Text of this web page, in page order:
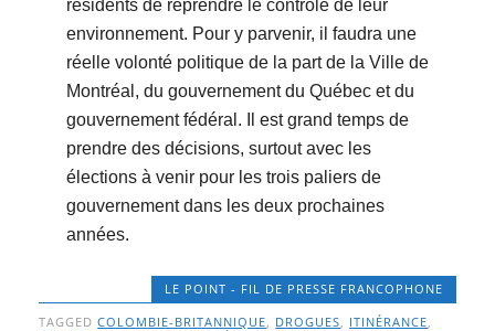
résidents de reprendre le contrôle de leur
environnement. Pour y parvenir, il faudra une
réelle volonté politique de la part de la Ville de
Montréal, du gouvernement du Québec et du
gouvernement fédéral. Il est grand temps de
prendre des décisions, surtout avec les
élections à venir pour les trois paliers de
gouvernement dans les deux prochaines
années.
LE POINT - FIL DE PRESSE FRANCOPHONE
TAGGEDCOLOMBIE-BRITANNIQUE, DROGUES, ITINÉRANCE,